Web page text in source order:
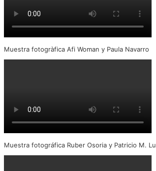
Muestra fotogràfica Afi Woman y Paula Navarro
Muestra fotográfica Ruber Osoria y Patricio M.